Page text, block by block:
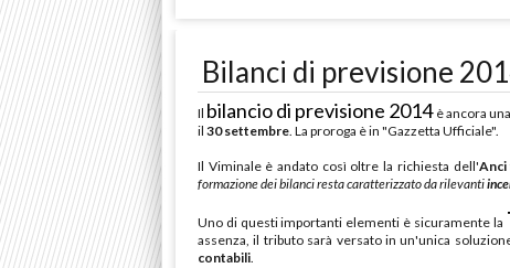
Bilanci di previsione
Il bilancio di previsione 2014 è ancora
il 30 settembre. La proroga è in "Gazzetta Ufficiale".
Il Viminale è andato così oltre la richiesta dell'Anci
formazione dei bilanci resta caratterizzato da rilevanti
Uno di questi importanti elementi è sicuramente la
assenza, il tributo sarà versato in un'unica
contabili.